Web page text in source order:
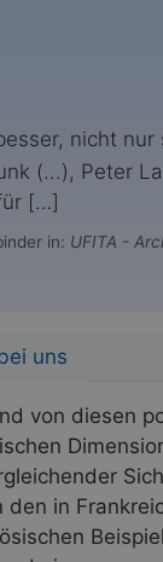
nicht
(...), Peter
[…]
in: UFITA -
uns
von diesen
den in